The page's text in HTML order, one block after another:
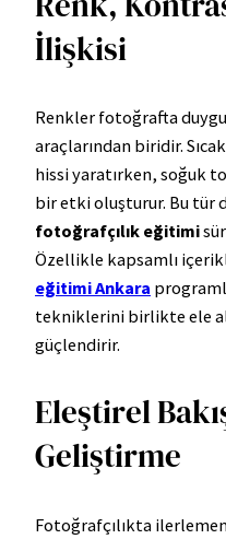
İlişkisi
Renkler fotoğrafta duygu
araçlarından biridir.
hissi yaratırken, soğuk
bir etki oluşturur. Bu tür
fotoğrafçılık eğitimi
Özellikle kapsamlı
eğitimi Ankara
tekniklerini birlikte ele
güçlendirir.
Eleştirel
Geliştirme
Fotoğrafçılıkta